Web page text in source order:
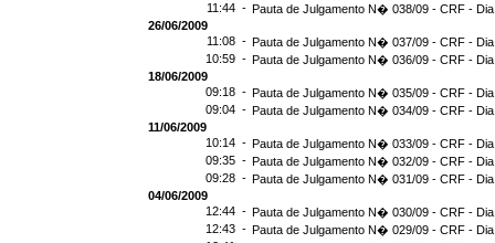
11:44 - Pauta de Julgamento N� 038/09 - CRF -
26/06/2009
11:08 - Pauta de Julgamento N� 037/09 - CRF -
10:59 - Pauta de Julgamento N� 036/09 - CRF -
18/06/2009
09:18 - Pauta de Julgamento N� 035/09 - CRF -
09:04 - Pauta de Julgamento N� 034/09 - CRF -
11/06/2009
10:14 - Pauta de Julgamento N� 033/09 - CRF -
09:35 - Pauta de Julgamento N� 032/09 - CRF -
09:28 - Pauta de Julgamento N� 031/09 - CRF -
04/06/2009
12:44 - Pauta de Julgamento N� 030/09 - CRF -
12:43 - Pauta de Julgamento N� 029/09 - CRF -